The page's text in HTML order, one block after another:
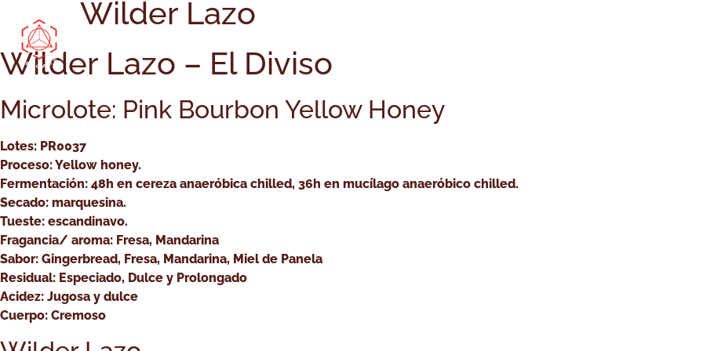
Wilder Lazo
Wilder Lazo – El Diviso
Microlote: Pink Bourbon Yellow Honey
Lotes: PR0037
Proceso: Yellow honey.
Fermentación: 48h en cereza anaeróbica chilled, 36h en mucílago anaeróbico chilled.
Secado: marquesina.
Tueste: escandinavo.
Fragancia/ aroma: Fresa, Mandarina
Sabor: Gingerbread, Fresa, Mandarina, Miel de Panela
Residual: Especiado, Dulce y Prolongado
Acidez: Jugosa y dulce
Cuerpo: Cremoso